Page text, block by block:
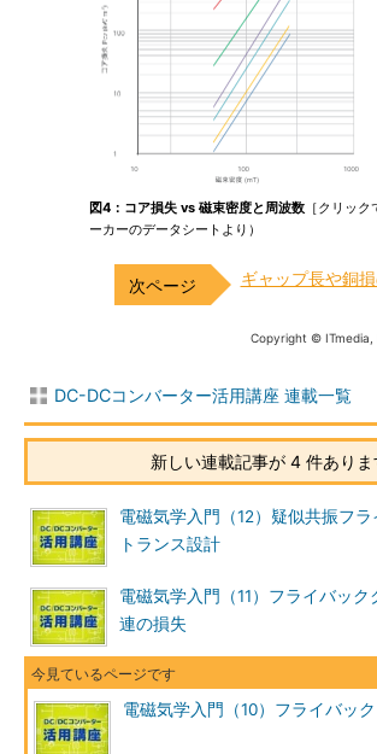
図4：コア損失 vs 磁束密度と周波数 ［クリッ
ーカーのデータシートより）
ギャップ長や銅
Copyright © ITmedia,
DC-DCコンバーター活用講座 連載一覧
新しい連載記事が 4 件ありま
電磁気学入門（12）疑似共振フ
トランス設計
電磁気学入門（11）フライバッ
連の損失
電磁気学入門（10）フライバッ